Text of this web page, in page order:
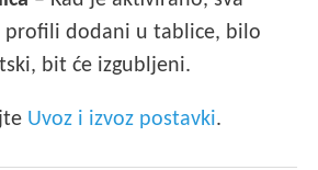
profili dodani u tablice, bilo
bit će izgubljeni.
Uvoz i izvoz postavki.